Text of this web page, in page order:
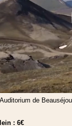
Auditorium de
: 6€